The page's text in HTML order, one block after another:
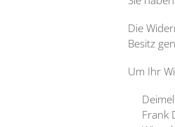
Die
Besitz
Um Ihr
Frank